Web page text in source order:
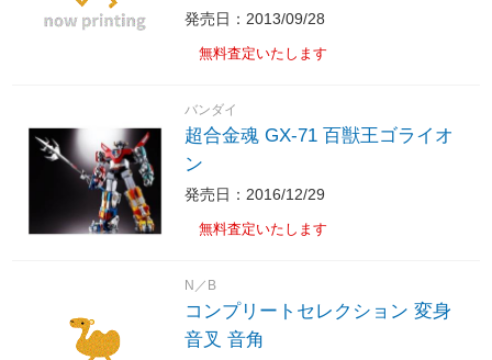
発売日：2013/09/28
無料査定いたします
バンダイ
超合金魂 GX-71 百獣王ゴライオ
ン
発売日：2016/12/29
無料査定いたします
N／B
コンプリートセレクション 変身
音叉 音角